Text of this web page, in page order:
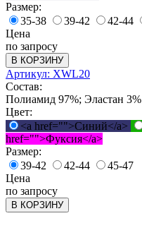
Размер:
35-38
39-42 42-44
Цена
по запросу
В КОРЗИНУ
Артикул: XWL20
Состав:
Полиамид 97%; Эластан 3%
Цвет:
<a href="">Синий</a>
href="">Фуксия</a>
Размер:
39-42
42-44
45-47
Цена
по запросу
В КОРЗИНУ